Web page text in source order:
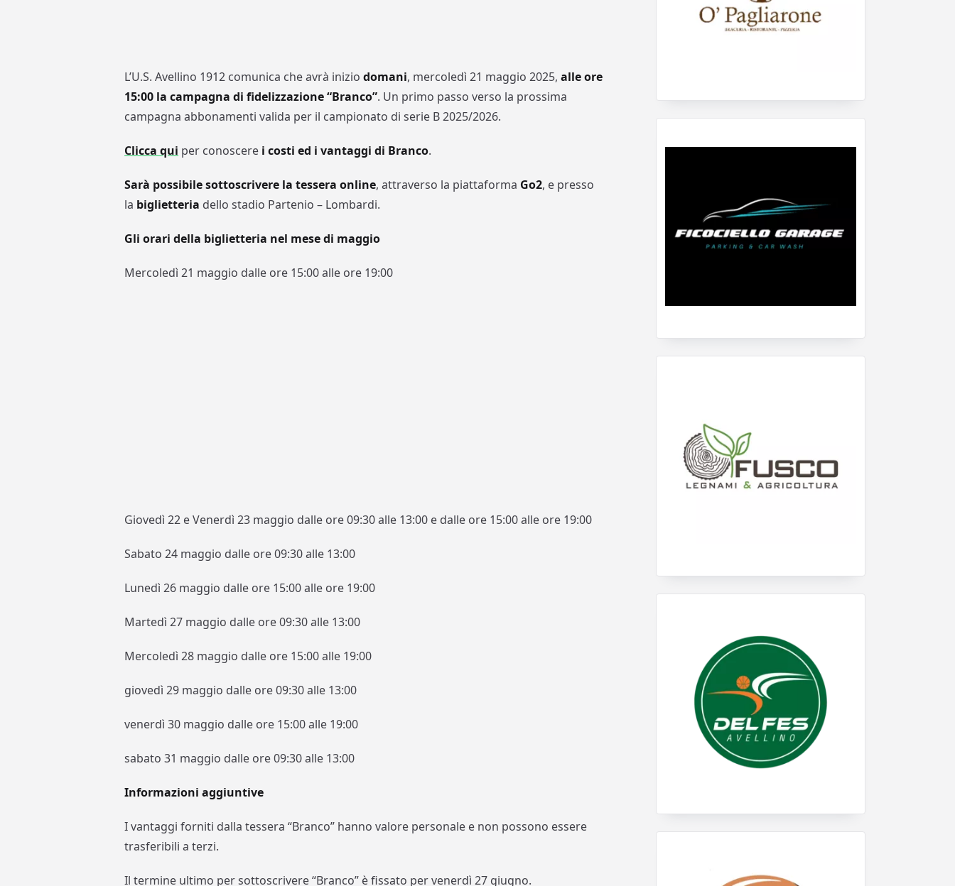
L’U.S. Avellino 1912 comunica che avrà iniziodomani, mercoledì 21 maggio 2025,alle ore
15:00 la campagna di fidelizzazione “Branco”. Un primo passo verso la prossima
campagna abbonamenti valida per il campionato di serie B 2025/2026.
Clicca qui per conoscere i costi ed i vantaggi di Branco.
Sarà possibile sottoscrivere la tessera online, attraverso la piattaforma Go2, e presso
la biglietteria dello stadio Partenio – Lombardi.
Gli orari della biglietteria nel mese di maggio
Mercoledì 21 maggio dalle ore 15:00 alle ore 19:00
Giovedì 22 e Venerdì 23 maggio dalle ore 09:30 alle 13:00 e dalle ore 15:00 alle ore 19:00
Sabato 24 maggio dalle ore 09:30 alle 13:00
Lunedì 26 maggio dalle ore 15:00 alle ore 19:00
Martedì 27 maggio dalle ore 09:30 alle 13:00
Mercoledì 28 maggio dalle ore 15:00 alle 19:00
giovedì 29 maggio dalle ore 09:30 alle 13:00
venerdì 30 maggio dalle ore 15:00 alle 19:00
sabato 31 maggio dalle ore 09:30 alle 13:00
Informazioni aggiuntive
I vantaggi forniti dalla tessera “Branco” hanno valore personale e non possono essere
trasferibili a terzi.
Il termine ultimo per sottoscrivere “Branco” è fissato per venerdì 27 giugno.